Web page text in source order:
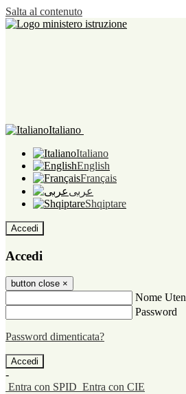
Salta al contenuto
Italiano
Italiano
English
Français
عربى
Shqiptare
Accedi
Accedi
button close ×
Nome
Password
Password dimenticata?
-
Entra con SPID Entra con CIE